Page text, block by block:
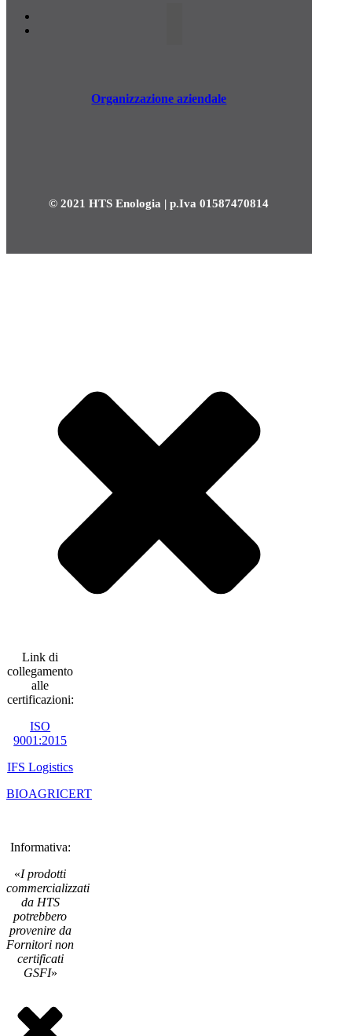
Organizzazione aziendale
© 2021 HTS Enologia | p.Iva 01587470814
Link di
collegamento
alle
certificazioni:
ISO
9001:2015
IFS Logistics
BIOAGRICERT
Informativa:
«I prodotti
commercializzati
da HTS
potrebbero
provenire da
Fornitori non
certificati
GSFI»